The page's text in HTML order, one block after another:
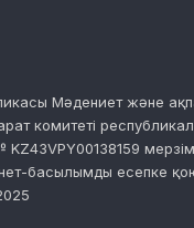
Мәдениет және
комитеті
басылымды есепке